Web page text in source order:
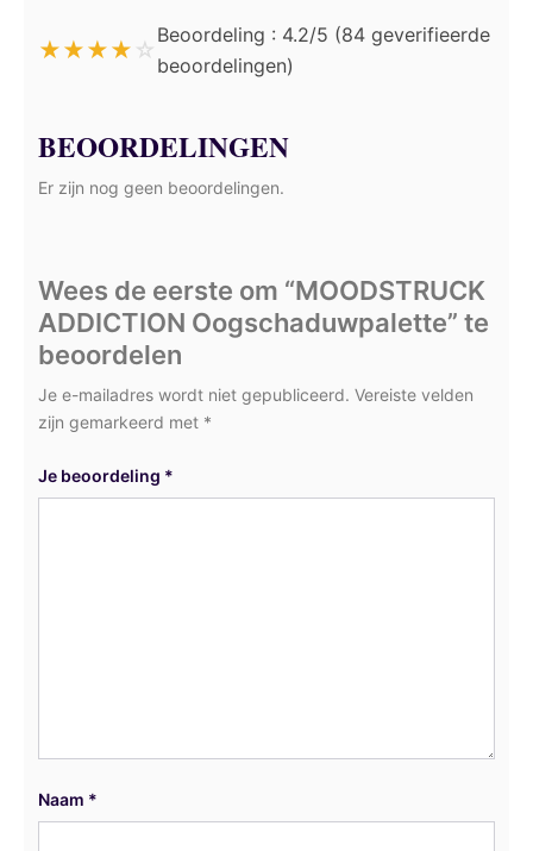
★★★★ ☆
Beoordeling : 4.2/5 (84 geverifieerde
beoordelingen)
BEOORDELINGEN
Er zijn nog geen beoordelingen.
Wees de eerste om “MOODSTRUCK
ADDICTION Oogschaduwpalette” te
beoordelen
Je e-mailadres wordt niet gepubliceerd. Vereiste velden
zijn gemarkeerd met *
Je beoordeling *
Naam *